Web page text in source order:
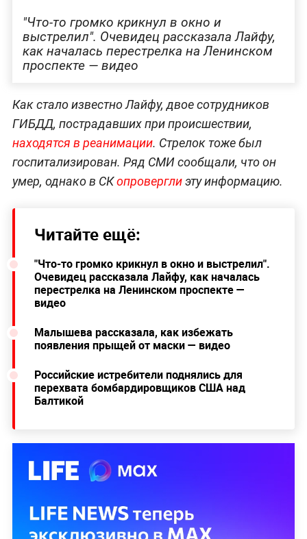
"Что-то громко крикнул в окно и
выстрелил". Очевидец рассказала Лайфу,
как началась перестрелка на Ленинском
проспекте — видео
Как стало известно Лайфу, двое сотрудников
ГИБДД, пострадавших при происшествии,
находятся в реанимации. Стрелок тоже был
госпитализирован. Ряд СМИ сообщали, что он
умер, однако в СКопроверглиэту информацию.
Читайте ещё:
"Что-то громко крикнул в окно и выстрелил".
Очевидец рассказала Лайфу, как началась
перестрелка на Ленинском проспекте —
видео
Малышева рассказала, как избежать
появления прыщей от маски — видео
Российские истребители поднялись для
перехвата бомбардировщиков США над
Балтикой